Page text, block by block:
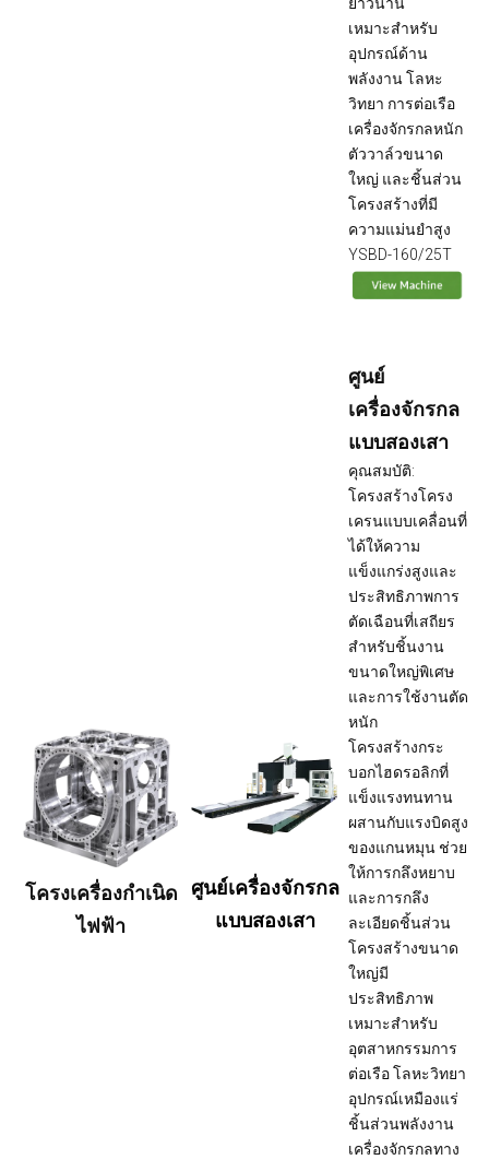
ยาวนาน
เหมาะสำหรับ
อุปกรณ์ด้าน
พลังงาน โลหะ
วิทยา การต่อเรือ
เครื่องจักรกลหนัก
ตัววาล์วขนาด
ใหญ่ และชิ้นส่วน
โครงสร้างที่มี
ความแม่นยำสูง
YSBD-160/25T
โครงเครื่องกำเนิด
ไฟฟ้า
ศูนย์เครื่องจักรกล
แบบสองเสา
ศูนย์
เครื่องจักรกล
แบบสองเสา
คุณสมบัติ:
โครงสร้างโครง
เครนแบบเคลื่อนที่
ได้ให้ความ
แข็งแกร่งสูงและ
ประสิทธิภาพการ
ตัดเฉือนที่เสถียร
สำหรับชิ้นงาน
ขนาดใหญ่พิเศษ
และการใช้งานตัด
หนัก
โครงสร้างกระ
บอกไฮดรอลิกที่
แข็งแรงทนทาน
ผสานกับแรงบิดสูง
ของแกนหมุน ช่วย
ให้การกลึงหยาบ
และการกลึง
ละเอียดชิ้นส่วน
โครงสร้างขนาด
ใหญ่มี
ประสิทธิภาพ
เหมาะสำหรับ
อุตสาหกรรมการ
ต่อเรือ โลหะวิทยา
อุปกรณ์เหมืองแร่
ชิ้นส่วนพลังงาน
เครื่องจักรกลทาง